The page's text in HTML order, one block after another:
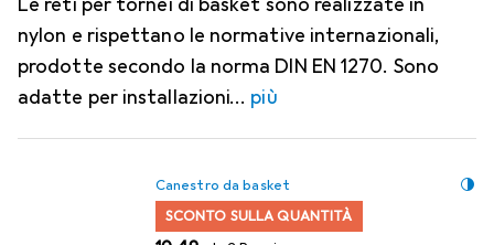
nylon e rispettano le normative internazionali,
prodotte secondo la norma DIN EN 1270. Sono
adatte per installazioni
più
Canestro da basket
SCONTO SULLA QUANTITÀ